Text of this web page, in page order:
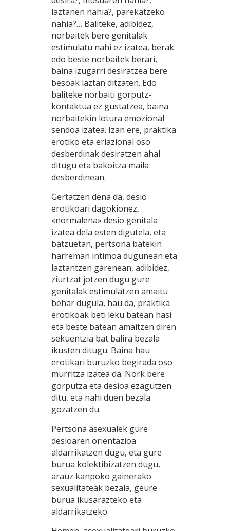
laztanen nahia?, parekatzeko
nahia?… Baliteke, adibidez,
norbaitek bere genitalak
estimulatu nahi ez izatea, berak
edo beste norbaitek berari,
baina izugarri desiratzea bere
besoak laztan ditzaten. Edo
baliteke norbaiti gorputz-
kontaktua ez gustatzea, baina
norbaitekin lotura emozional
sendoa izatea. Izan ere, praktika
erotiko eta erlazional oso
desberdinak desiratzen ahal
ditugu eta bakoitza maila
desberdinean.
Gertatzen dena da, desio
erotikoari dagokionez,
«normalena» desio genitala
izatea dela esten digutela, eta
batzuetan, pertsona batekin
harreman intimoa dugunean eta
laztantzen garenean, adibidez,
ziurtzat jotzen dugu gure
genitalak estimulatzen amaitu
behar dugula, hau da, praktika
erotikoak beti leku batean hasi
eta beste batean amaitzen diren
sekuentzia bat balira bezala
ikusten ditugu. Baina hau
erotikari buruzko begirada oso
murritza izatea da. Nork bere
gorputza eta desioa ezagutzen
ditu, eta nahi duen bezala
gozatzen du.
Pertsona asexualek gure
desioaren orientazioa
aldarrikatzen dugu, eta gure
burua kolektibizatzen dugu,
arauz kanpoko gainerako
sexualitateak bezala, geure
burua ikusarazteko eta
aldarrikatzeko.